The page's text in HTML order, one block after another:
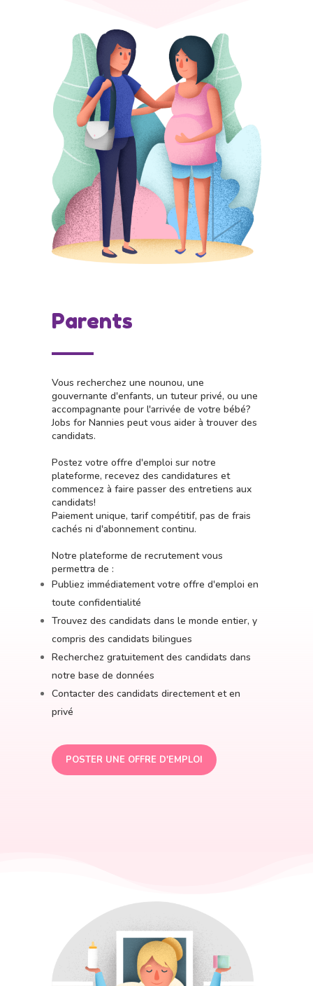
Parents
Vous recherchez une nounou, une
gouvernante d'enfants, un tuteur privé, ou une
accompagnante pour l'arrivée de votre bébé?
Jobs for Nannies peut vous aider à trouver des
candidats.
Postez votre offre d'emploi sur notre
plateforme, recevez des candidatures et
commencez à faire passer des entretiens aux
candidats!
Paiement unique, tarif compétitif, pas de frais
cachés ni d'abonnement continu.
Notre plateforme de recrutement vous
permettra de :
Publiez immédiatement votre offre d'emploi en
toute confidentialité
Trouvez des candidats dans le monde entier, y
compris des candidats bilingues
Recherchez gratuitement des candidats dans
notre base de données
Contacter des candidats directement et en
privé
POSTER UNE OFFRE D'EMPLOI